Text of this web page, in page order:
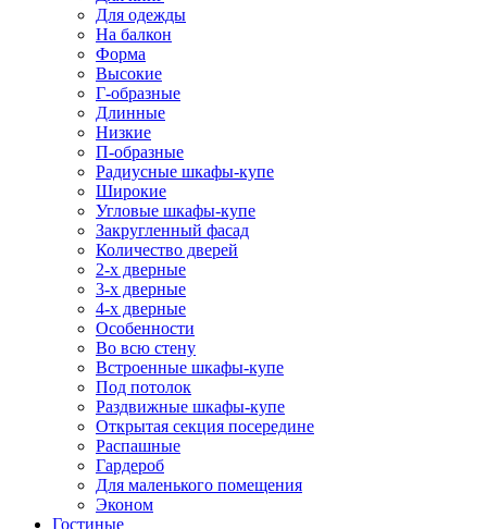
Для одежды
На балкон
Форма
Высокие
Г-образные
Длинные
Низкие
П-образные
Радиусные шкафы-купе
Широкие
Угловые шкафы-купе
Закругленный фасад
Количество дверей
2-х дверные
3-х дверные
4-х дверные
Особенности
Во всю стену
Встроенные шкафы-купе
Под потолок
Раздвижные шкафы-купе
Открытая секция посередине
Распашные
Гардероб
Для маленького помещения
Эконом
Гостиные